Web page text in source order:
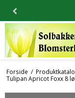
Forside /
Tulipan Apricot Foxx 8